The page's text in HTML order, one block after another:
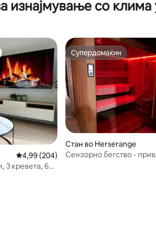
изнајмување со клима
на гостите“
Просечна оцена: 4,99 од 5, 204
4,99 (204)
3 кревета, 6
Супердомаќин
Супердомаќин
Стан во Herserange
Сензорно бегство -